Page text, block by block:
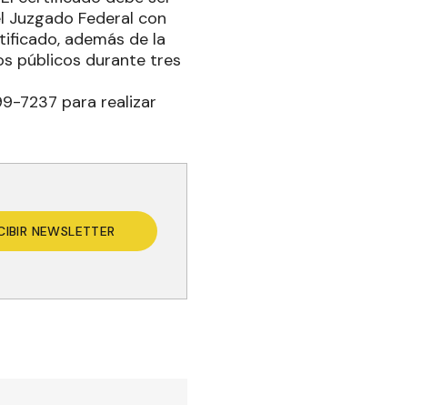
Federal con
además de la
públicos durante tres
7237 para realizar
NEWSLETTER